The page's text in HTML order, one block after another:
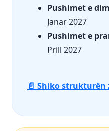
Pushimet e
Janar 2027
Pushimet e
Prill 2027
📄 Shiko strukturën